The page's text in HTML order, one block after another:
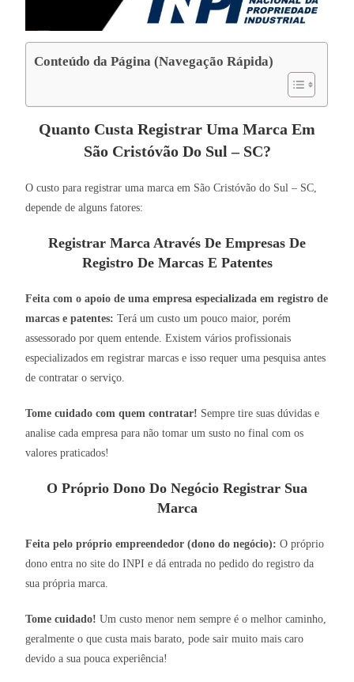
Conteúdo da Página (Navegação Rápida)
Quanto Custa Registrar Uma Marca Em
São Cristóvão Do Sul – SC?
O custo para registrar uma marca em São Cristóvão do Sul – SC,
depende de alguns fatores:
Registrar Marca Através De Empresas De
Registro De Marcas E Patentes
Feita com o apoio de uma empresa especializada em registro de
marcas e patentes: Terá um custo um pouco maior, porém
assessorado por quem entende. Existem vários profissionais
especializados em registrar marcas e isso requer uma pesquisa antes
de contratar o serviço.
Tome cuidado com quem contratar! Sempre tire suas dúvidas e
analise cada empresa para não tomar um susto no final com os
valores praticados!
O Próprio Dono Do Negócio Registrar Sua
Marca
Feita pelo próprio empreendedor (dono do negócio): O próprio
dono entra no site do INPI e dá entrada no pedido do registro da
sua própria marca.
Tome cuidado! Um custo menor nem sempre é o melhor caminho,
geralmente o que custa mais barato, pode sair muito mais caro
devido a sua pouca experiência!